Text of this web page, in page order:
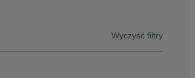
Wyczyść filtry